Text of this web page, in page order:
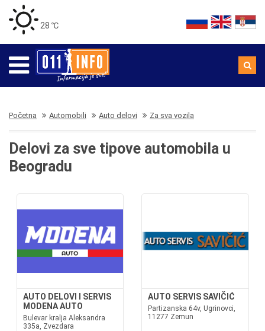
28 ℃
Početna Automobili Auto delovi Za sva vozila
Delovi za sve tipove automobila u
Beogradu
AUTO DELOVI I SERVIS
MODENA AUTO
Bulevar kralja Aleksandra
335a, Zvezdara
AUTO SERVIS SAVIČIĆ
Partizanska 64v, Ugrinovci,
11277 Zemun